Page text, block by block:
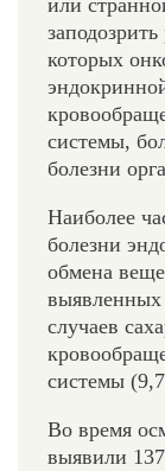
или
которых
системы,
болезни
Наиболее
болезни
обмена
выявленных
случаев
системы
Во время
выявили